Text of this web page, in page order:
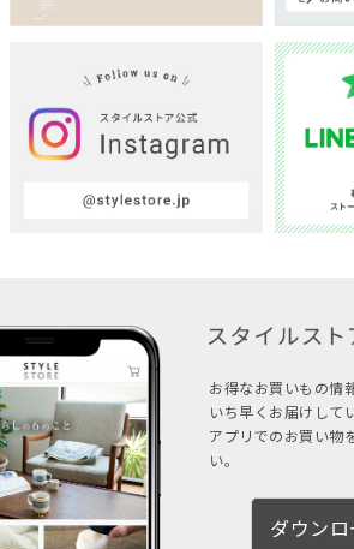
お得なお買いもの情
いち早くお届けして
アプリでのお買い物
い。
ダウンロ